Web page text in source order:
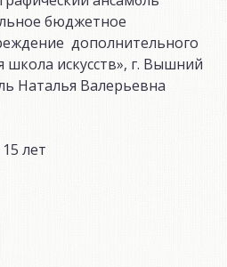
бюджетное
дополнительного
школа искусств», г. Вышний
Наталья Валерьевна
лет